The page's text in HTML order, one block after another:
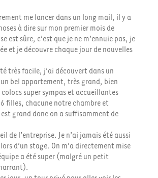
me lancer dans un long mail, il y a
à dire sur mon premier mois de
est sûre, c’est que je ne m’ennuie pas, je
et je découvre chaque jour de nouvelles
très facile, j’ai découvert dans un
bel appartement, très grand, bien
super sympas et accueillantes
filles, chacune notre chambre et
grand donc on a suffisamment de
de l’entreprise. Je n’ai jamais été aussi
d’un stage. On m’a directement mise
a été super (malgré un petit